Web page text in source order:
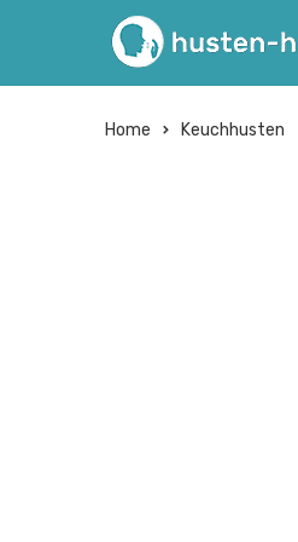
Home Keuchhusten